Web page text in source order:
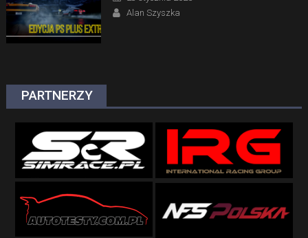
Author
Alan Szyszka
PARTNERZY